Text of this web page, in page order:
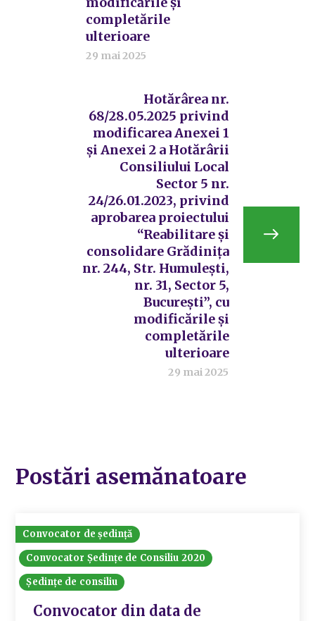
completările
ulterioare
29 mai 2025
Hotărârea nr.
68/28.05.2025 privind
modificarea Anexei 1
și Anexei 2 a Hotărârii
Consiliului Local
Sector 5 nr.
24/26.01.2023, privind
aprobarea proiectului
“Reabilitare și
consolidare Grădinița
nr. 244, Str. Humulești,
nr. 31, Sector 5,
București”, cu
modificările și
completările
ulterioare
29 mai 2025
Postări asemănatoare
Convocator de ședință
Convocator Ședințe de Consiliu 2020
Ședințe de consiliu
Convocator din data de